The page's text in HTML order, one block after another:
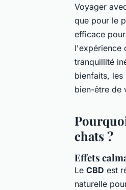
Voyager
que pour le
efficace
l'expérience
tranquillité
bienfaits,
bien-être de
chats ?
Effets
Le CBD est
naturelle